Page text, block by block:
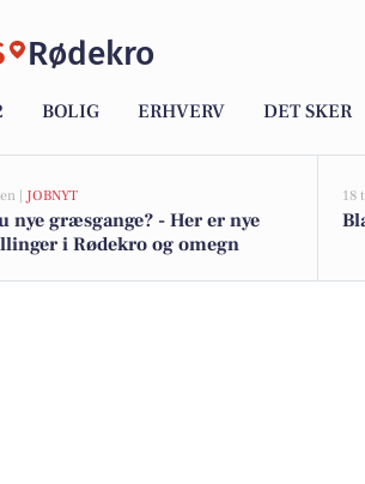
Rødekro
BOLIG ERHVERV DET SKER
| JOBNYT
nye græsgange? - Her er nye
i Rødekro og omegn
18